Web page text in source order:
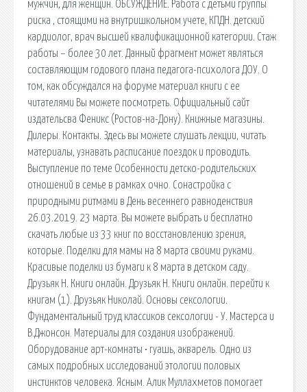
мужчин, для женщин. ОБСУЖДЕНИЕ. Работа с детьми группы
риска , стоящими на внутришкольном учете, КПДН. детский
кардиолог, врач высшей квалификационной категории. Стаж
работы – более 30 лет. Данный фрагмент может являться
составляющим годового плана педагога-психолога ДОУ. О
том, как обсуждался на форуме материал книги с ее
читателями Вы можете посмотреть. Официальный сайт
издательсва Феникс (Ростов-на-Дону). Книжные магазины.
Дилеры. Контакты. Здесь вы можете слушать лекции, читать
материалы, узнавать расписание поездок и проводить.
Выступление по теме Особенности детско-родительских
отношений в семье в рамках очно. Сонастройка с
природными ритмами в День весеннего равноденствия
26.03.2019. 23 марта. Вы можете выбрать и бесплатно
скачать любые из 33 книг по восстановлению зрения,
которые. Поделки для мамы на 8 марта своими руками.
Красивые поделки из бумаги к 8 марта в детском саду.
Друзьяк Н. Книги онлайн. Друзьяк Н. Книги онлайн. перейти к
книгам (1). Друзьяк Николай. Основы сексологии.
Фундаментальный труд классиков сексологии - У. Мастерса и
В.Джонсон. Материалы для создания изображений.
Оборудование арт-комнаты • гуашь, акварель. Одно из
самых подробных исследований этологии половых
инстинктов человека. Ясным. Алик Муллахметов помогает